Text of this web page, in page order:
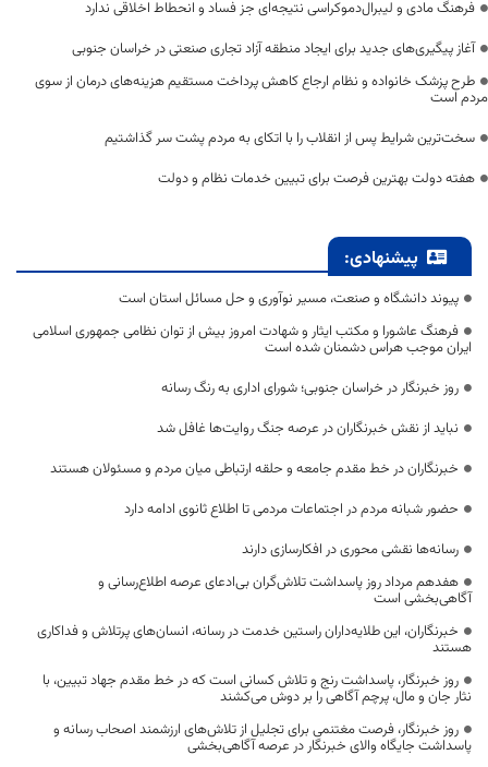
فرهنگ مادی و لیبرال‌دموکراسی نتیجه‌ای جز فساد و انحطاط اخلاقی ندارد
آغاز پیگیری‌های جدید برای ایجاد منطقه آزاد تجاری صنعتی در خراسان جنوبی
طرح پزشک خانواده و نظام ارجاع کاهش پرداخت مستقیم هزینه‌های درمان از سوی
مردم است
سخت‌ترین شرایط پس از انقلاب را با اتکای به مردم پشت سر گذاشتیم
هفته دولت بهترین فرصت برای تبیین خدمات نظام و دولت
پیشنهادی:
پیوند دانشگاه و صنعت، مسیر نوآوری و حل مسائل استان است
فرهنگ عاشورا و مکتب ایثار و شهادت امروز بیش از توان نظامی جمهوری اسلامی
ایران موجب هراس دشمنان شده است
روز خبرنگار در خراسان جنوبی؛ شورای اداری به رنگ رسانه
نباید از نقش خبرنگاران در عرصه جنگ روایت‌ها غافل شد
خبرنگاران در خط مقدم جامعه و حلقه ارتباطی میان مردم و مسئولان هستند
حضور شبانه مردم در اجتماعات مردمی تا اطلاع ثانوی ادامه دارد
رسانه‌ها نقشی محوری در افکارسازی دارند
هفدهم مرداد روز پاسداشت تلاش‌گران بی‌ادعای عرصه اطلاع‌رسانی و
آگاهی‌بخشی است
خبرنگاران، این طلایه‌داران راستین خدمت در رسانه، انسان‌های پرتلاش و فداکاری
هستند
روز خبرنگار، پاسداشت رنج و تلاش کسانی است که در خط مقدم جهاد تبیین، با
نثار جان و مال، پرچم آگاهی را بر دوش می‌کشند
روز خبرنگار، فرصت مغتنمی برای تجلیل از تلاش‌های ارزشمند اصحاب رسانه و
پاسداشت جایگاه والای خبرنگار در عرصه آگاهی‌بخشی